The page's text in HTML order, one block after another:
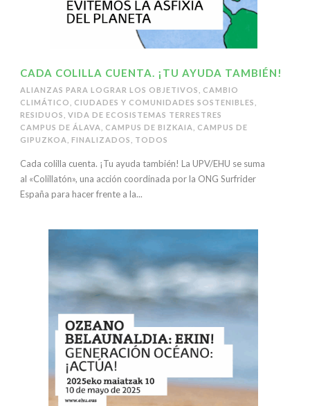
CADA COLILLA CUENTA. ¡TU AYUDA TAMBIÉN!
ALIANZAS PARA LOGRAR LOS OBJETIVOS
CAMBIO
CLIMÁTICO
CIUDADES Y COMUNIDADES SOSTENIBLES
RESIDUOS
VIDA DE ECOSISTEMAS TERRESTRES
CAMPUS DE ÁLAVA
CAMPUS DE BIZKAIA
CAMPUS DE
GIPUZKOA
FINALIZADOS TODOS
Cada colilla cuenta. ¡Tu ayuda también! La UPV/EHU se suma
al «Colillatón», una acción coordinada por la ONG Surfrider
España para hacer frente a la...